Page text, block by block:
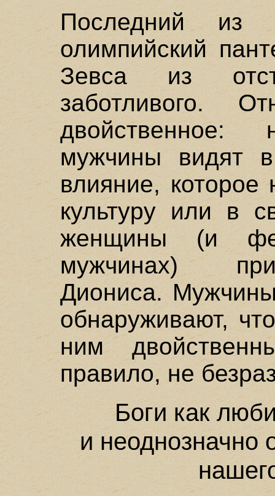
Последний из
олимпийский
Зевса из
заботливого.
двойственное:
мужчины видят
влияние, которое
культуру или в
женщины (и
мужчинах)
Диониса.
обнаруживают,
ним
правило, не
Боги как
и неоднозначно